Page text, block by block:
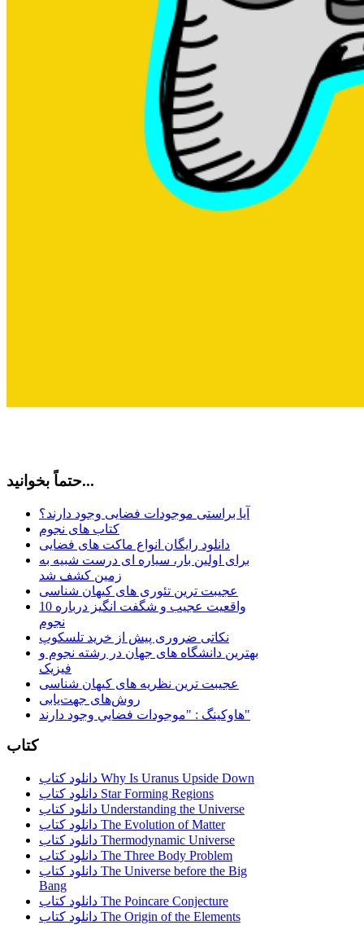
حتماً بخوانید...
آیا براستی موجودات فضایی وجود دارند؟
کتاب های نجوم
دانلود رایگان انواع ماکت های فضایی
برای اولین بار، سیاره ای درست شبیه به
زمین کشف شد
عجیبت ترین تئوری های کیهان شناسی
10 واقعیت عجیب و شگفت انگیز درباره
نجوم
نکاتی ضروری پیش از خرید تلسکوپ
بهترین دانشگاه های جهان در رشته نجوم و
فیزیک
عجیبت ترین نظریه های کیهان شناسی
روش‌های جهت‌یابی
هاوكينگ : "موجودات فضايي وجود دارند"
کتاب
دانلود کتاب Why Is Uranus Upside Down
دانلود کتاب Star Forming Regions
دانلود کتاب Understanding the Universe
دانلود کتاب The Evolution of Matter
دانلود کتاب Thermodynamic Universe
دانلود کتاب The Three Body Problem
دانلود کتاب The Universe before the Big
Bang
دانلود کتاب The Poincare Conjecture
دانلود کتاب The Origin of the Elements